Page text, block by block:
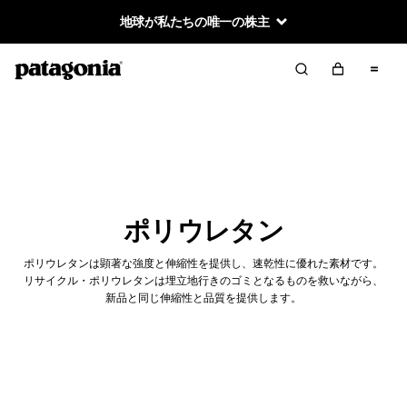
地球が私たちの唯一の株主
ポリウレタン
ポリウレタンは顕著な強度と伸縮性を提供し、速乾性に優れた素材です。
リサイクル・ポリウレタンは埋立地行きのゴミとなるものを救いながら、
新品と同じ伸縮性と品質を提供します。